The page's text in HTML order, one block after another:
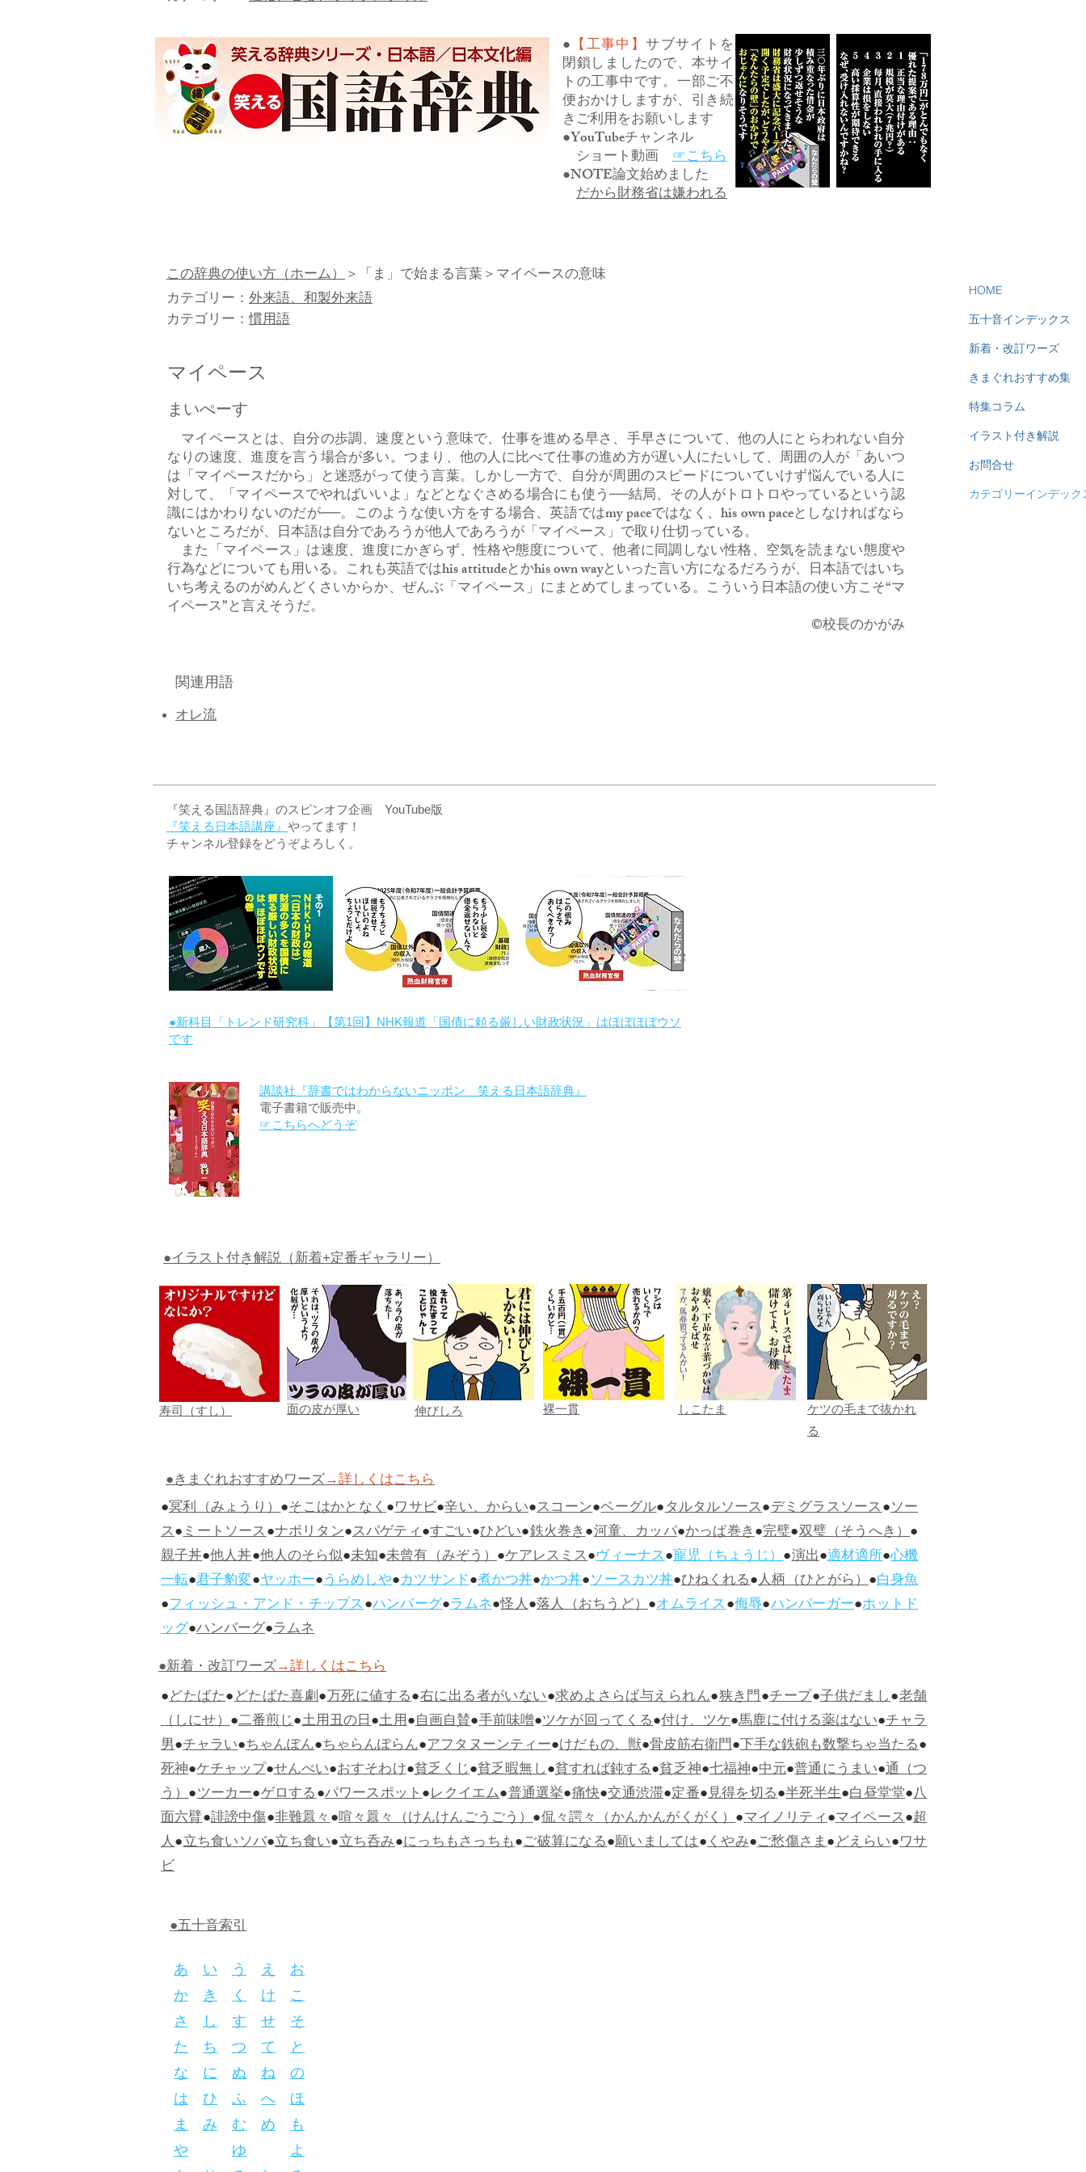
● 【工事中】サブサイトを
閉鎖しましたので、本サイ
トの工事中です。一部ご不
便おかけしますが、引き続
きご利用をお願いします
●YouTubeチャンネル
ショート動画 ☞こちら
●NOTE論文始めました
だから財務省は嫌われる
この辞典の使い方（ホーム）＞ 「ま」で始まる言葉＞マイペースの意味
カテゴリー： 外来語、和製外来語
カテゴリー：慣用語
マイペース
まいぺーす
マイペースとは、自分の歩調、速度という意味で、仕事を進める早さ、手早さについて、他の人にとらわれない自分
なりの速度、進度を言う場合が多い。つまり、他の人に比べて仕事の進め方が遅い人にたいして、周囲の人が「あいつ
は「マイペースだから」と迷惑がって使う言葉。しかし一方で、自分が周囲のスピードについていけず悩んでいる人に
対して、「マイペースでやればいいよ」などとなぐさめる場合にも使う──結局、その人がトロトロやっているという認
識にはかわりないのだが──。このような使い方をする場合、英語ではmy paceではなく、his own paceとしなければなら
ないところだが、日本語は自分であろうが他人であろうが「マイペース」で取り仕切っている。
また「マイペース」は速度、進度にかぎらず、性格や態度について、他者に同調しない性格、空気を読まない態度や
行為などについても用いる。これも英語ではhis attitudeとかhis own wayといった言い方になるだろうが、日本語ではいち
いち考えるのがめんどくさいからか、ぜんぶ「マイペース」にまとめてしまっている。こういう日本語の使い方こそ“マ
イペース”と言えそうだ。
​©校長のかがみ
関連用語
オレ流
HOME
五十音インデックス
新着・改訂ワーズ
きまぐれおすすめ集
特集コラム
イラスト付き解説
お問合せ
カテゴリーインデック
『笑える国語辞典』のスピンオフ企画 YouTube版
『笑える日本語講座』 やってます！
チャンネル登録をどうぞよろしく。
●新科目「トレンド研究科」【第1回】NHK報道「国債に頼る厳しい財政状況」はほぼほぼウソ
です
講談社『辞書ではわからないニッポン 笑える日本語辞典』
電子書籍で販売中。
☞こちらへどうぞ
●イラスト付き解説（新着+定番ギャラリー）
寿司（すし） 面の皮が厚い 伸びしろ 裸一貫 しこたま
ケツの毛まで抜かれ
る
●きまぐれおすすめワーズ→詳しくはこちら
●冥利（みょうり）●そこはかとなく●ワサビ●辛い、からい●スコーン●ベーグル●タルタルソース●デミグラスソース●ソー
ス●ミートソース●ナポリタン●スパゲティ●すごい●ひどい●鉄火巻き●河童、カッパ●かっぱ巻き●完璧●双璧（そうへき）●
親子丼●他人丼●他人のそら似●未知●未曾有（みぞう）●ケアレスミス●ヴィーナス●寵児（ちょうじ）●演出●適材適所●心機
一転●君子豹変●ヤッホー●うらめしや●カツサンド●煮かつ丼●かつ丼●ソースカツ丼●ひねくれる●人柄（ひとがら）●白身魚
●フィッシュ・アンド・チップス●ハンバーグ●ラムネ●怪人●落人（おちうど）●オムライス●侮辱●ハンバーガー●ホットド
ッグ●ハンバーグ●ラムネ
●新着・改訂ワーズ→詳しくはこちら
●どたばた●どたばた喜劇●万死に値する●右に出る者がいない●求めよさらば与えられん●狭き門●チープ●子供だまし●老舗
（しにせ）●二番煎じ●土用丑の日●土用●自画自賛●手前味噌●ツケが回ってくる●付け、ツケ●馬鹿に付ける薬はない●チャラ
男●チャラい●ちゃんぽん●ちゃらんぽらん●アフタヌーンティー●けだもの、獣●骨皮筋右衛門●下手な鉄砲も数撃ちゃ当たる●
死神●ケチャップ●せんべい●おすそわけ●貧乏くじ●貧乏暇無し●貧すれば鈍する●貧乏神●七福神●中元●普通にうまい●通（つ
う）●ツーカー●ゲロする●パワースポット●レクイエム●普通選挙●痛快●交通渋滞●定番●見得を切る●半死半生●白昼堂堂●八
面六臂●誹謗中傷●非難囂々●喧々囂々（けんけんごうごう）●侃々諤々（かんかんがくがく）●マイノリティ●マイペース●超
人●立ち食いソバ●立ち食い●立ち呑み●にっちもさっちも●ご破算になる●願いましては●くやみ●ご愁傷さま●どえらい●ワサ
ビ
●五十音索引
あ い う え お
か き く け こ
さ し す せ そ
た ち つ て と
な に ぬ ね の
は ひ ふ へ ほ
ま み む め も
や
ゆ
よ